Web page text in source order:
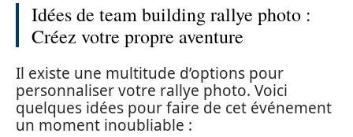
Idées de team building rallye photo :
Créez votre propre aventure
Il existe une multitude d’options pour
personnaliser votre rallye photo. Voici
quelques idées pour faire de cet événement
un moment inoubliable :